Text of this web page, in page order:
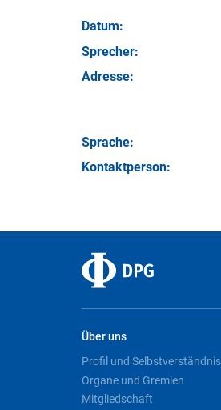
Datum:
Sprecher:
Adresse:
Sprache:
Kontakt­person:
Über uns
Profil und Selbstverständnis
Organe und Gremien
Mitgliedschaft